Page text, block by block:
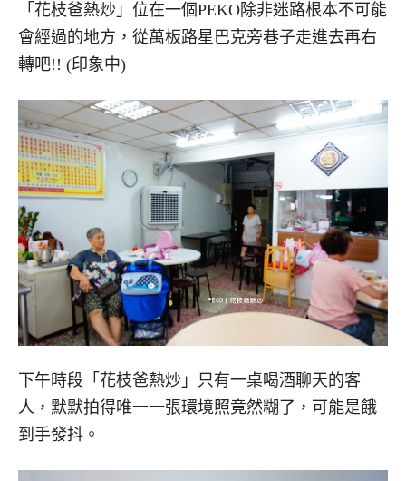
「花枝爸熱炒」位在一個PEKO除非迷路根本不可能
會經過的地方，從萬板路星巴克旁巷子走進去再右
轉吧!! (印象中)
下午時段「花枝爸熱炒」只有一桌喝酒聊天的客
人，默默拍得唯一一張環境照竟然糊了，可能是餓
到手發抖。